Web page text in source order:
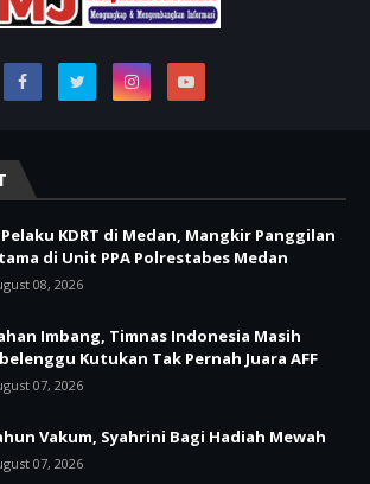
Pelaku KDRT di Medan, Mangkir Panggilan
di Unit PPA Polrestabes Medan
08, 2026
Imbang, Timnas Indonesia Masih
Kutukan Tak Pernah Juara AFF
07, 2026
Vakum, Syahrini Bagi Hadiah Mewah
07, 2026